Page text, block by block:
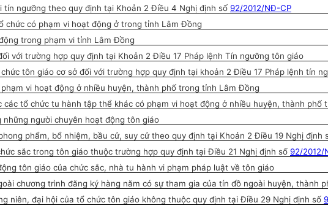
ngưỡng theo quy định tại Khoản 2 Điều 4 Nghị định số 92/2012/NĐ-CP
chức có phạm vi hoạt động ở trong tỉnh Lâm Đồng
trong phạm vi tỉnh Lâm Đồng
với trường hợp quy định tại Khoản 2 Điều 17 Pháp lệnh Tín ngưỡng tôn giáo
tôn giáo cơ sở đối với trường hợp quy định tại khoản 2 Điều 17 Pháp lệnh tín
vi hoạt động ở nhiều huyện, thành phố trong tỉnh Lâm Đồng
tổ chức tu hành tập thể khác có phạm vi hoạt động ở nhiều huyện, thành phố
người chuyên hoạt động tôn giáo
phẩm, bổ nhiệm, bầu cử, suy cử theo quy định tại Khoản 2 Điều 19 Nghị định
sắc trong tôn giáo thuộc trường hợp quy định tại Điều 21 Nghị định số 92/2012/
tôn giáo của chức sắc, nhà tu hành vi phạm pháp luật về tôn giáo
chương trình đăng ký hàng năm có sự tham gia của tín đồ ngoài huyện, thành
niên, đại hội của tổ chức tôn giáo không thuộc quy định tại Điều 29 Nghị định số